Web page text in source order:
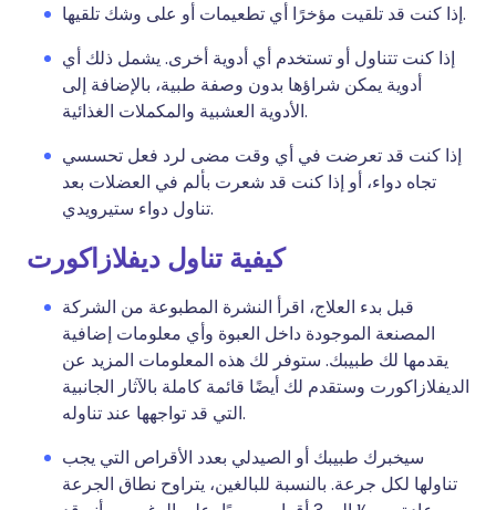
إذا كنت قد تلقيت مؤخرًا أي تطعيمات أو على وشك تلقيها.
إذا كنت تتناول أو تستخدم أي أدوية أخرى. يشمل ذلك أي
أدوية يمكن شراؤها بدون وصفة طبية، بالإضافة إلى
الأدوية العشبية والمكملات الغذائية.
إذا كنت قد تعرضت في أي وقت مضى لرد فعل تحسسي
تجاه دواء، أو إذا كنت قد شعرت بألم في العضلات بعد
تناول دواء ستيرويدي.
كيفية تناول ديفلازاكورت
قبل بدء العلاج، اقرأ النشرة المطبوعة من الشركة
المصنعة الموجودة داخل العبوة وأي معلومات إضافية
يقدمها لك طبيبك. ستوفر لك هذه المعلومات المزيد عن
الديفلازاكورت وستقدم لك أيضًا قائمة كاملة بالآثار الجانبية
التي قد تواجهها عند تناوله.
سيخبرك طبيبك أو الصيدلي بعدد الأقراص التي يجب
تناولها لكل جرعة. بالنسبة للبالغين، يتراوح نطاق الجرعة